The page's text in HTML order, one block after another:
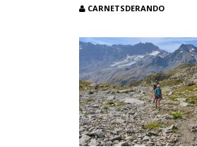
CARNETSDERANDO